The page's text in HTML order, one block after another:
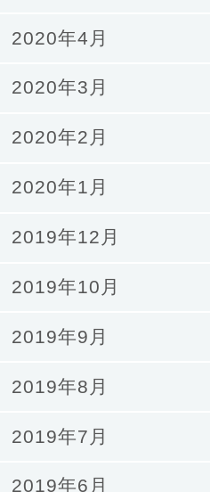
2020年4月
2020年3月
2020年2月
2020年1月
2019年12月
2019年10月
2019年9月
2019年8月
2019年7月
2019年6月